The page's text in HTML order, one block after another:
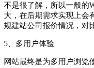
不是很了解，所以一般的
大，在后期需求实现上会
规建站公司报价情况，对
5、多用户体验
网站最终是为多用户浏览